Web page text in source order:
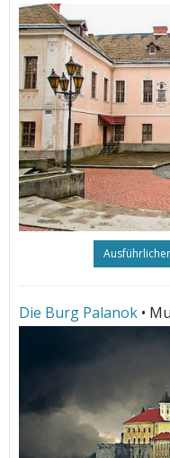
Ausführlicher
Die Burg Palanok •